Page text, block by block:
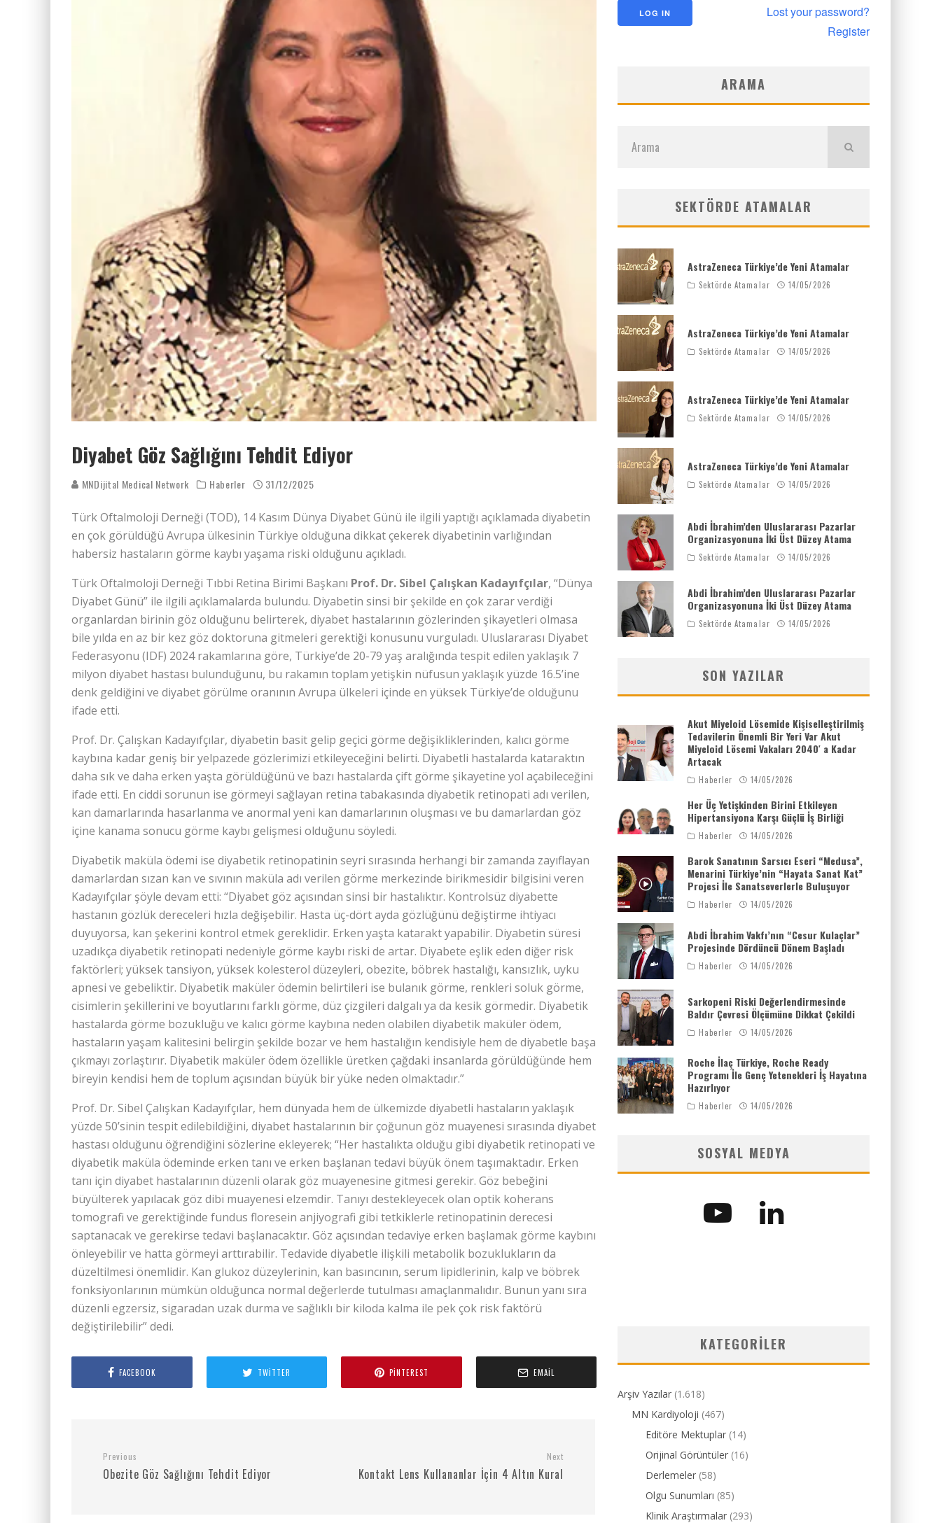
Diyabet Göz Sağlığını Tehdit Ediyor
MNDijital Medical Network Haberler 31/12/2025
Türk Oftalmoloji Derneği (TOD), 14 Kasım Dünya Diyabet Günü ile ilgili yaptığı açıklamada diyabetin
en çok görüldüğü Avrupa ülkesinin Türkiye olduğuna dikkat çekerek diyabetinin varlığından
habersiz hastaların görme kaybı yaşama riski olduğunu açıkladı.
Türk Oftalmoloji Derneği Tıbbi Retina Birimi Başkanı Prof. Dr. Sibel Çalışkan Kadayıfçılar, “Dünya
Diyabet Günü” ile ilgili açıklamalarda bulundu. Diyabetin sinsi bir şekilde en çok zarar verdiği
organlardan birinin göz olduğunu belirterek, diyabet hastalarının gözlerinden şikayetleri olmasa
bile yılda en az bir kez göz doktoruna gitmeleri gerektiği konusunu vurguladı. Uluslararası Diyabet
Federasyonu (IDF) 2024 rakamlarına göre, Türkiye’de 20-79 yaş aralığında tespit edilen yaklaşık 7
milyon diyabet hastası bulunduğunu, bu rakamın toplam yetişkin nüfusun yaklaşık yüzde 16.5’ine
denk geldiğini ve diyabet görülme oranının Avrupa ülkeleri içinde en yüksek Türkiye’de olduğunu
ifade etti.
Prof. Dr. Çalışkan Kadayıfçılar, diyabetin basit gelip geçici görme değişikliklerinden, kalıcı görme
kaybına kadar geniş bir yelpazede gözlerimizi etkileyeceğini belirti. Diyabetli hastalarda kataraktın
daha sık ve daha erken yaşta görüldüğünü ve bazı hastalarda çift görme şikayetine yol açabileceğini
ifade etti. En ciddi sorunun ise görmeyi sağlayan retina tabakasında diyabetik retinopati adı verilen,
kan damarlarında hasarlanma ve anormal yeni kan damarlarının oluşması ve bu damarlardan göz
içine kanama sonucu görme kaybı gelişmesi olduğunu söyledi.
Diyabetik maküla ödemi ise diyabetik retinopatinin seyri sırasında herhangi bir zamanda zayıflayan
damarlardan sızan kan ve sıvının maküla adı verilen görme merkezinde birikmesidir bilgisini veren
Kadayıfçılar şöyle devam etti: “Diyabet göz açısından sinsi bir hastalıktır. Kontrolsüz diyabette
hastanın gözlük dereceleri hızla değişebilir. Hasta üç-dört ayda gözlüğünü değiştirme ihtiyacı
duyuyorsa, kan şekerini kontrol etmek gereklidir. Erken yaşta katarakt yapabilir. Diyabetin süresi
uzadıkça diyabetik retinopati nedeniyle görme kaybı riski de artar. Diyabete eşlik eden diğer risk
faktörleri; yüksek tansiyon, yüksek kolesterol düzeyleri, obezite, böbrek hastalığı, kansızlık, uyku
apnesi ve gebeliktir. Diyabetik maküler ödemin belirtileri ise bulanık görme, renkleri soluk görme,
cisimlerin şekillerini ve boyutlarını farklı görme, düz çizgileri dalgalı ya da kesik görmedir. Diyabetik
hastalarda görme bozukluğu ve kalıcı görme kaybına neden olabilen diyabetik maküler ödem,
hastaların yaşam kalitesini belirgin şekilde bozar ve hem hastalığın kendisiyle hem de diyabetle başa
çıkmayı zorlaştırır. Diyabetik maküler ödem özellikle üretken çağdaki insanlarda görüldüğünde hem
bireyin kendisi hem de toplum açısından büyük bir yüke neden olmaktadır.”
Prof. Dr. Sibel Çalışkan Kadayıfçılar, hem dünyada hem de ülkemizde diyabetli hastaların yaklaşık
yüzde 50’sinin tespit edilebildiğini, diyabet hastalarının bir çoğunun göz muayenesi sırasında diyabet
hastası olduğunu öğrendiğini sözlerine ekleyerek; “Her hastalıkta olduğu gibi diyabetik retinopati ve
diyabetik maküla ödeminde erken tanı ve erken başlanan tedavi büyük önem taşımaktadır. Erken
tanı için diyabet hastalarının düzenli olarak göz muayenesine gitmesi gerekir. Göz bebeğini
büyülterek yapılacak göz dibi muayenesi elzemdir. Tanıyı destekleyecek olan optik koherans
tomografi ve gerektiğinde fundus floresein anjiyografi gibi tetkiklerle retinopatinin derecesi
saptanacak ve gerekirse tedavi başlanacaktır. Göz açısından tedaviye erken başlamak görme kaybını
önleyebilir ve hatta görmeyi arttırabilir. Tedavide diyabetle ilişkili metabolik bozuklukların da
düzeltilmesi önemlidir. Kan glukoz düzeylerinin, kan basıncının, serum lipidlerinin, kalp ve böbrek
fonksiyonlarının mümkün olduğunca normal değerlerde tutulması amaçlanmalıdır. Bunun yanı sıra
düzenli egzersiz, sigaradan uzak durma ve sağlıklı bir kiloda kalma ile pek çok risk faktörü
değiştirilebilir” dedi.
FACEBOOK TWITTER PINTEREST EMAIL
Previous
Obezite Göz Sağlığını Tehdit Ediyor
Next
Kontakt Lens Kullananlar İçin 4 Altın Kural
Lost your password?
Register
ARAMA
SEKTÖRDE ATAMALAR
AstraZeneca Türkiye’de Yeni Atamalar
Sektörde Atamalar 14/05/2026
AstraZeneca Türkiye’de Yeni Atamalar
Sektörde Atamalar 14/05/2026
AstraZeneca Türkiye’de Yeni Atamalar
Sektörde Atamalar 14/05/2026
AstraZeneca Türkiye’de Yeni Atamalar
Sektörde Atamalar 14/05/2026
Abdi İbrahim’den Uluslararası Pazarlar
Organizasyonuna İki Üst Düzey Atama
Sektörde Atamalar 14/05/2026
Abdi İbrahim’den Uluslararası Pazarlar
Organizasyonuna İki Üst Düzey Atama
Sektörde Atamalar 14/05/2026
SON YAZILAR
Akut Miyeloid Lösemide Kişiselleştirilmiş
Tedavilerin Önemli Bir Yeri Var Akut
Miyeloid Lösemi Vakaları 2040′ a Kadar
Artacak
Haberler 14/05/2026
Her Üç Yetişkinden Birini Etkileyen
Hipertansiyona Karşı Güçlü İş Birliği
Haberler 14/05/2026
Barok Sanatının Sarsıcı Eseri “Medusa”,
Menarini Türkiye’nin “Hayata Sanat Kat”
Projesi İle Sanatseverlerle Buluşuyor
Haberler 14/05/2026
Abdi İbrahim Vakfı’nın “Cesur Kulaçlar”
Projesinde Dördüncü Dönem Başladı
Haberler 14/05/2026
Sarkopeni Riski Değerlendirmesinde
Baldır Çevresi Ölçümüne Dikkat Çekildi
Haberler 14/05/2026
Roche İlaç Türkiye, Roche Ready
Programı İle Genç Yetenekleri İş Hayatına
Hazırlıyor
Haberler 14/05/2026
SOSYAL MEDYA
KATEGORILER
Arşiv Yazılar (1.618)
MN Kardiyoloji (467)
Editöre Mektuplar (14)
Orijinal Görüntüler (16)
Derlemeler (58)
Olgu Sunumları (85)
Klinik Araştırmalar (293)